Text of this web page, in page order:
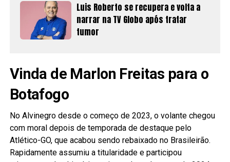
Luis Roberto se recupera e volta a
narrar na TV Globo após tratar
tumor
Vinda de Marlon Freitas para o
Botafogo
No Alvinegro desde o começo de 2023, o volante chegou
com moral depois de temporada de destaque pelo
Atlético-GO, que acabou sendo rebaixado no Brasileirão.
Rapidamente assumiu a titularidade e participou